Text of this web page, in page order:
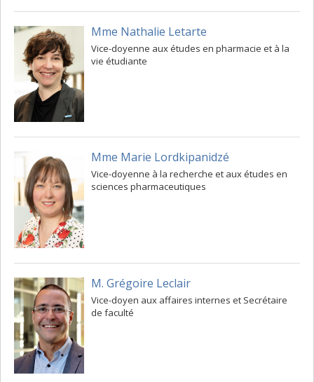
Mme Nathalie Letarte
Vice-doyenne aux études en pharmacie et à la
vie étudiante
Mme Marie Lordkipanidzé
Vice-doyenne à la recherche et aux études en
sciences pharmaceutiques
M. Grégoire Leclair
Vice-doyen aux affaires internes et Secrétaire
de faculté